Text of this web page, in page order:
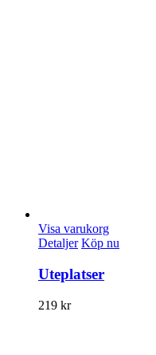
Visa varukorg
Detaljer Köp nu
Uteplatser
219 kr